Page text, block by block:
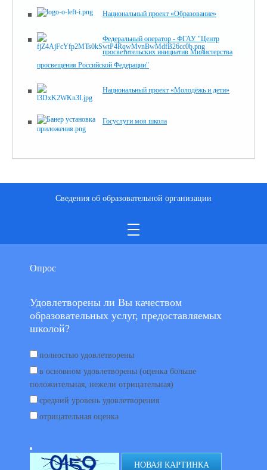
Национальный проект «Образование»
Федеральный оператор - ФГАУ "Центр
просветительских инициатив Министерства
просвещения Российской Федерации"
Национальный проект «Молодёжь и дети»
Госуслуги моя школа
Сведения об образовательной организации
Опрос
Удовлетворены ли Вы качеством
образовательных услуг, предоставляемых
школой?
полностью удовлетворены
в основном удовлетворены (оценка больше
положительная, нежели отрицательная)
средний уровень удовлетворения
отрицательная оценка
НОВАЯ КАРТИНКА